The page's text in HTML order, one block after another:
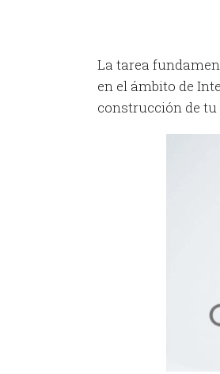
La tarea
en el ámbito de
construcción de tu